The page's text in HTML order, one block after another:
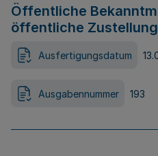
Öffentliche
öffentliche Zustellung
Ausfertigungsdatum
Ausgabennummer 193